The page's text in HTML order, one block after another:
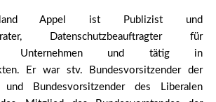
Appel ist Publizist und
Datenschutzbeauftragter für
Unternehmen und tätig in
Er war stv. Bundesvorsitzender der
und Bundesvorsitzender des Liberalen